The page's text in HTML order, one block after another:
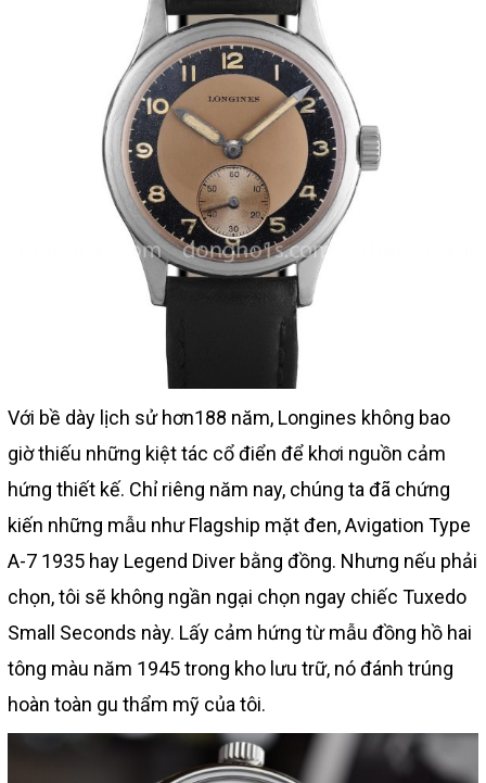
Với bề dày lịch sử hơn188 năm, Longines không bao
giờ thiếu những kiệt tác cổ điển để khơi nguồn cảm
hứng thiết kế. Chỉ riêng năm nay, chúng ta đã chứng
kiến những mẫu như Flagship mặt đen, Avigation Type
A-7 1935 hay Legend Diver bằng đồng. Nhưng nếu phải
chọn, tôi sẽ không ngần ngại chọn ngay chiếc Tuxedo
Small Seconds này. Lấy cảm hứng từ mẫu đồng hồ hai
tông màu năm 1945 trong kho lưu trữ, nó đánh trúng
hoàn toàn gu thẩm mỹ của tôi.